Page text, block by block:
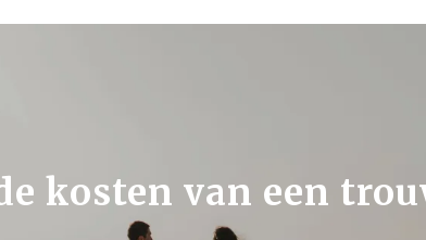
kosten van een